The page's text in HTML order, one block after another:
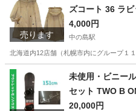
売ります
ズコート 36 ラ
ージュ 三陽商会
兼用 ジャンパー ☆ PayPay(ペイペイ)決済可能 ☆
札幌市 豊平区
4,000円
中の島駅
北海道内12店舗（札幌市内にグループ１
北海道 中の島駅 コ
未使用・ビニー
セット TWO B
ド キャンバー ツ
20,000円